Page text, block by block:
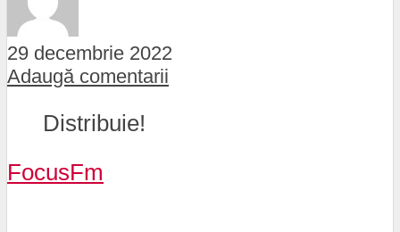
29 decembrie 2022
Adaugă comentarii
Distribuie!
FocusFm